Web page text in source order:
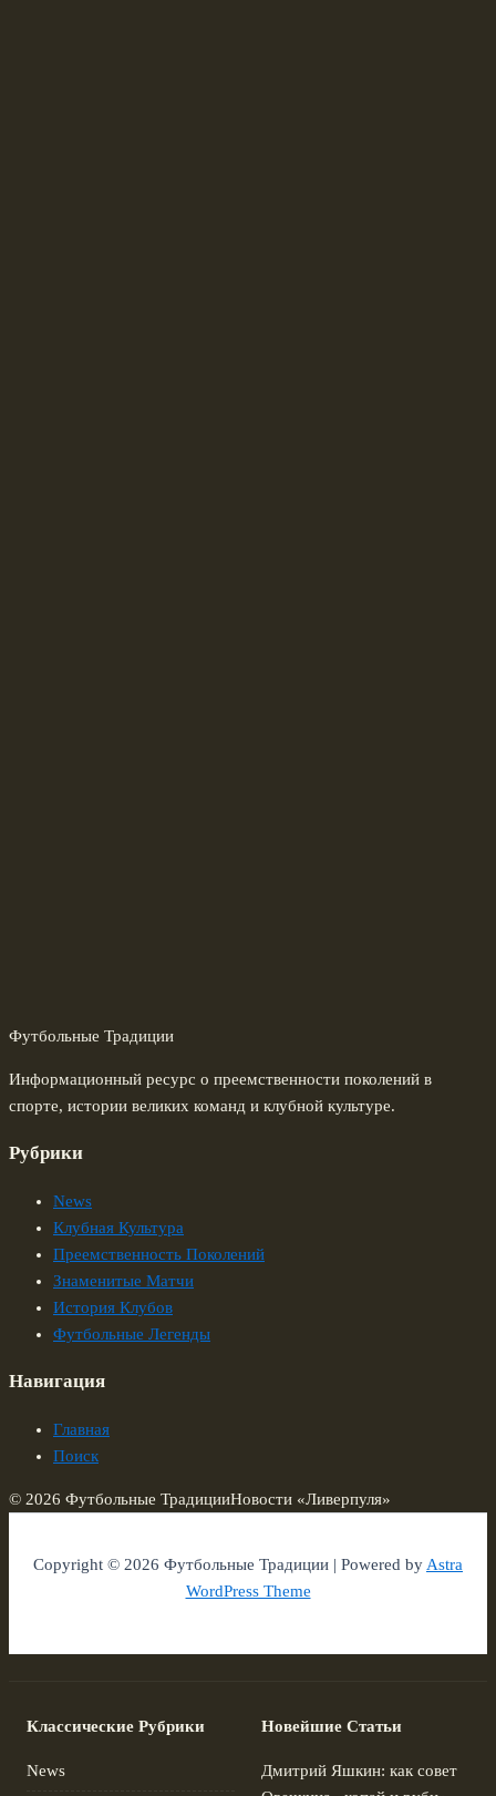
Футбольные Традиции
Информационный ресурс о преемственности поколений в
спорте, истории великих команд и клубной культуре.
Рубрики
News
Клубная Культура
Преемственность Поколений
Знаменитые Матчи
История Клубов
Футбольные Легенды
Навигация
Главная
Поиск
© 2026 Футбольные ТрадицииНовости «Ливерпуля»
Copyright © 2026 Футбольные Традиции | Powered byAstra
WordPress Theme
Классические Рубрики
News
Новейшие Статьи
Дмитрий Яшкин: как совет